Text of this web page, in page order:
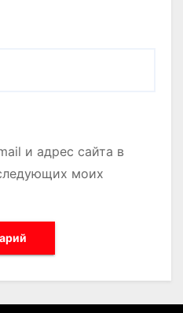
и адрес сайта в
моих